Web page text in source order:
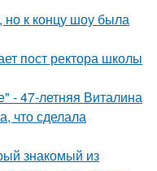
но к концу шоу была
пост ректора школы
- 47-летняя Виталина
что сделала
знакомый из